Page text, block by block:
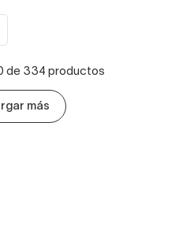
de 334 productos
más